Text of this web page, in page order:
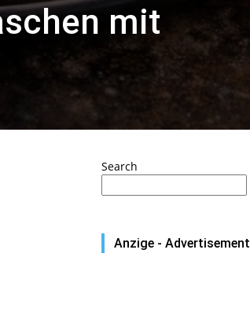
mit
Search
Anzige - Advertisement